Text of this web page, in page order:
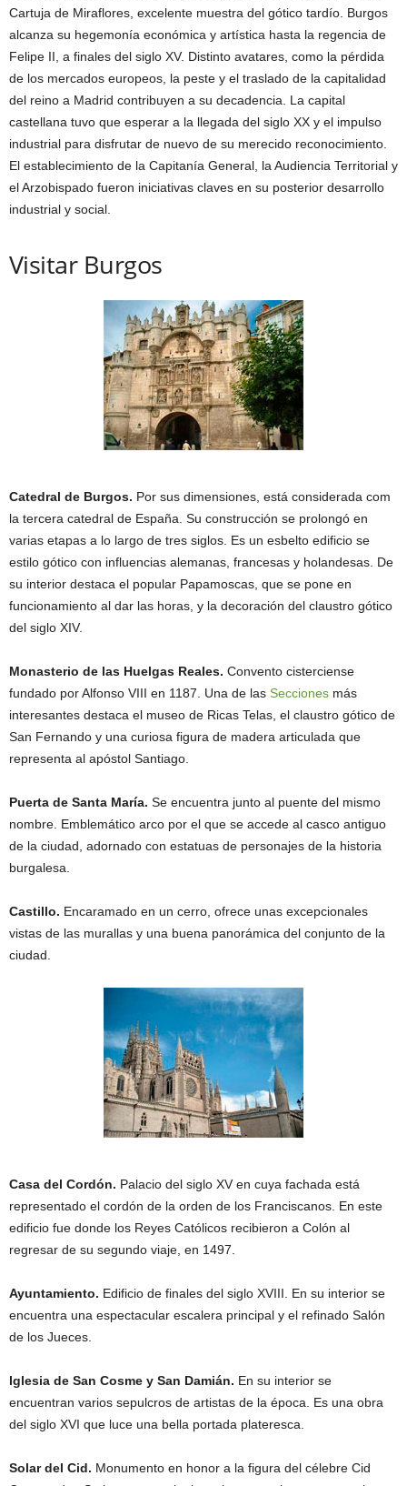
Cartuja de Miraflores, excelente muestra del gótico tardío. Burgos
alcanza su hegemonía económica y artística hasta la regencia de
Felipe II, a finales del siglo XV. Distinto avatares, como la pérdida
de los mercados europeos, la peste y el traslado de la capitalidad
del reino a Madrid contribuyen a su decadencia. La capital
castellana tuvo que esperar a la llegada del siglo XX y el impulso
industrial para disfrutar de nuevo de su merecido reconocimiento.
El establecimiento de la Capitanía General, la Audiencia Territorial y
el Arzobispado fueron iniciativas claves en su posterior desarrollo
industrial y social.
Visitar Burgos
Catedral de Burgos. Por sus dimensiones, está considerada com
la tercera catedral de España. Su construcción se prolongó en
varias etapas a lo largo de tres siglos. Es un esbelto edificio se
estilo gótico con influencias alemanas, francesas y holandesas. De
su interior destaca el popular Papamoscas, que se pone en
funcionamiento al dar las horas, y la decoración del claustro gótico
del siglo XIV.
Monasterio de las Huelgas Reales. Convento cisterciense
fundado por Alfonso VIII en 1187. Una de las Secciones más
interesantes destaca el museo de Ricas Telas, el claustro gótico de
San Fernando y una curiosa figura de madera articulada que
representa al apóstol Santiago.
Puerta de Santa María. Se encuentra junto al puente del mismo
nombre. Emblemático arco por el que se accede al casco antiguo
de la ciudad, adornado con estatuas de personajes de la historia
burgalesa.
Castillo. Encaramado en un cerro, ofrece unas excepcionales
vistas de las murallas y una buena panorámica del conjunto de la
ciudad.
Casa del Cordón. Palacio del siglo XV en cuya fachada está
representado el cordón de la orden de los Franciscanos. En este
edificio fue donde los Reyes Católicos recibieron a Colón al
regresar de su segundo viaje, en 1497.
Ayuntamiento. Edificio de finales del siglo XVIII. En su interior se
encuentra una espectacular escalera principal y el refinado Salón
de los Jueces.
Iglesia de San Cosme y San Damián. En su interior se
encuentran varios sepulcros de artistas de la época. Es una obra
del siglo XVI que luce una bella portada plateresca.
Solar del Cid. Monumento en honor a la figura del célebre Cid